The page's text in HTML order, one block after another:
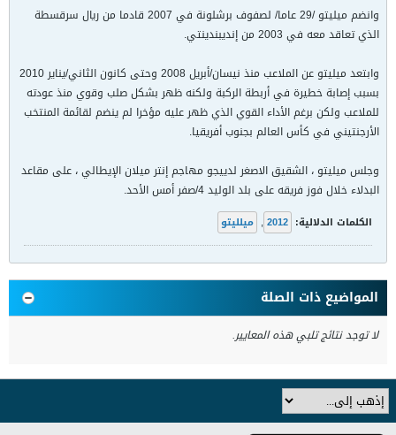
وانضم ميليتو /29 عاما/ لصفوف برشلونة في 2007 قادما من ريال سرقسطة
الذي تعاقد معه في 2003 من إنديبندينتي.
وابتعد ميليتو عن الملاعب منذ نيسان/أبريل 2008 وحتى كانون الثاني/يناير 2010
بسبب إصابة خطيرة في أربطة الركبة ولكنه ظهر بشكل صلب وقوي منذ عودته
للملاعب ولكن برغم الأداء القوي الذي ظهر عليه مؤخرا لم ينضم لقائمة المنتخب
الأرجنتيني في كأس العالم بجنوب أفريقيا.
وجلس ميليتو ، الشقيق الاصغر لدييجو مهاجم إنتر ميلان الإيطالي ، على مقاعد
البدلاء خلال فوز فريقه على بلد الوليد 4/صفر أمس الأحد.
الكلمات الدلالية: 2012
, ميلليتو
المواضيع ذات الصلة
لا توجد نتائج تلبي هذه المعايير.